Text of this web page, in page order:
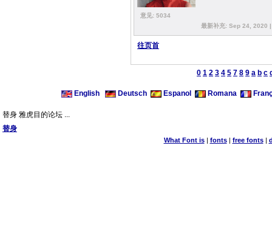
意见: 5034
最新补充: Sep 24, 2020
往页首
0 1 2 3 4 5 7 8 9 a b c
English Deutsch Espanol Romana
替身 雅虎目的论坛 ...
替身
What Font is| fonts| free fonts|